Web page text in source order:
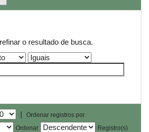
o resultado de busca.
|
Ordenar registros por
Ordenar
Registro(s)